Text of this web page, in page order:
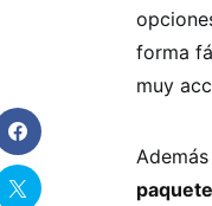
forma
muy